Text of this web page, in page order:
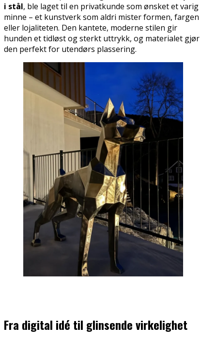
i stål, ble laget til en privatkunde som ønsket et varig
minne – et kunstverk som aldri mister formen, fargen
eller lojaliteten. Den kantete, moderne stilen gir
hunden et tidløst og sterkt uttrykk, og materialet gjør
den perfekt for utendørs plassering.
Fra digital idé til glinsende virkelighet